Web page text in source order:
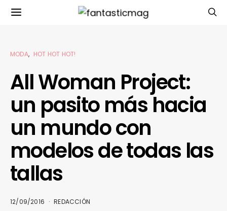
MODA HOT HOT HOT!
All Woman Project:
un pasito más hacia
un mundo con
modelos de todas las
tallas
12/09/2016 REDACCIÓN